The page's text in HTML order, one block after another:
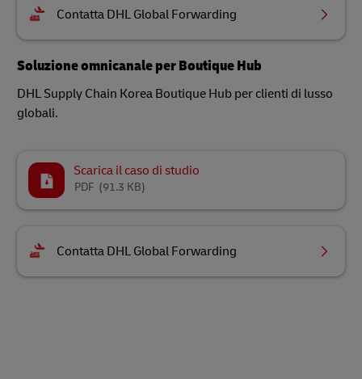
Contatta DHL Global Forwarding
Soluzione omnicanale per Boutique Hub
DHL Supply Chain Korea Boutique Hub per clienti di lusso
globali.
Scarica il caso di studio
(91.3 KB)
PDF
Contatta DHL Global Forwarding